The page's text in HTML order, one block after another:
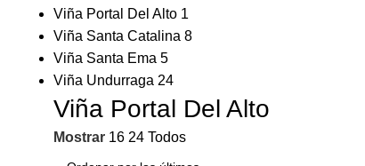
Viña Portal Del Alto 1
Viña Santa Catalina 8
Viña Santa Ema 5
Viña Undurraga 24
Viña Portal Del Alto
Mostrar 16 24 Todos